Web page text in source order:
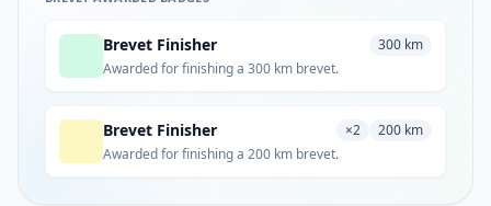
Brevet Finisher
300 km
Awarded for finishing a 300 km brevet.
Brevet Finisher ×2
200 km
Awarded for finishing a 200 km brevet.